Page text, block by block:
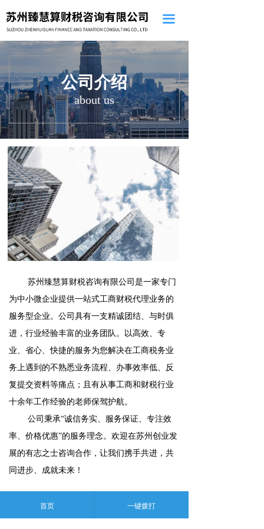
끀
about us
公司介绍
苏州臻慧算财税咨询有限公司是一家专门
为中小微企业提供一站式工商财税代理业务的
服务型企业。公司具有一支精诚团结、与时俱
进，行业经验丰富的业务团队。以高效、专
业、省心、快捷的服务为您解决在工商税务业
务上遇到的不熟悉业务流程、办事效率低、反
复提交资料等痛点；且有从事工商和财税行业
十余年工作经验的老师保驾护航。
公司秉承“诚信务实、服务保证、专注效
率、价格优惠”的服务理念。欢迎在苏州创业发
展的有志之士咨询合作，让我们携手共进，共
同进步、成就未来！
首页 一键拨打